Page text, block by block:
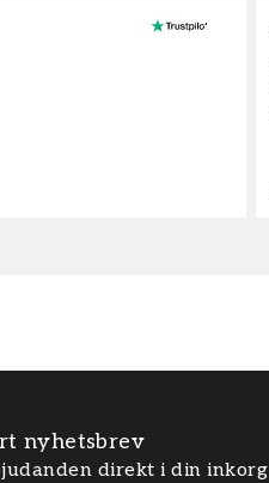
nyhetsbrev
direkt i din inkorg